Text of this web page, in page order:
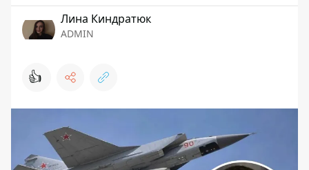
Лина Киндратюк
ADMIN
👍